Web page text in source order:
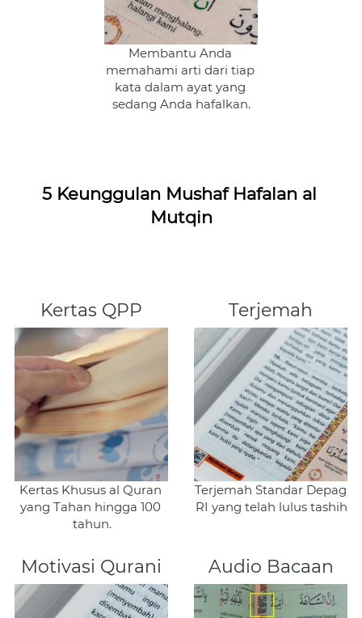
Membantu Anda
memahami arti dari tiap
kata dalam ayat yang
sedang Anda hafalkan.
5 Keunggulan Mushaf Hafalan al
Mutqin
Kertas QPP
Kertas Khusus al Quran
yang Tahan hingga 100
tahun.
Terjemah
Terjemah Standar Depag
RI yang telah lulus tashih
Motivasi Qurani Audio Bacaan